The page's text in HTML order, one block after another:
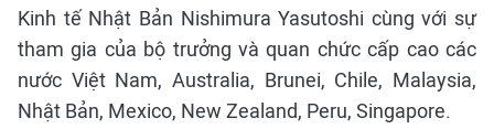
Kinh tế Nhật Bản Nishimura Yasutoshi cùng với sự
tham gia của bộ trưởng và quan chức cấp cao các
nước Việt Nam, Australia, Brunei, Chile, Malaysia,
Nhật Bản, Mexico, New Zealand, Peru, Singapore.